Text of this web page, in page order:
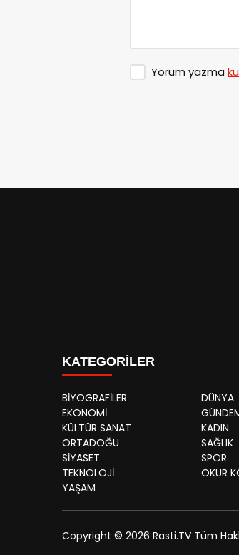
Yorum yazma
KATEGORİLER
BİYOGRAFİLER
DÜNYA
EKONOMİ
KÜLTÜR SANAT
KADIN
ORTADOĞU
SAĞLIK
SİYASET
SPOR
TEKNOLOJİ
OKUR
YAŞAM
Copyright © 2026 Rasti.TV Tüm